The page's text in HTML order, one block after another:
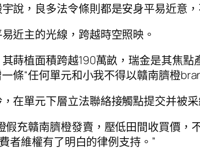
說，良多法令條則都是安身平易近意
近主的光線，跨越時空照映。
蒔植面積跨越190萬畝，瑞金是其焦
條“任何單元和小我不得以贛南臍橙
在單元下層立法聯絡接觸點提交并被采
假充贛南臍橙發賣，壓低田間收買價
者維權有了明白的律例支持。”